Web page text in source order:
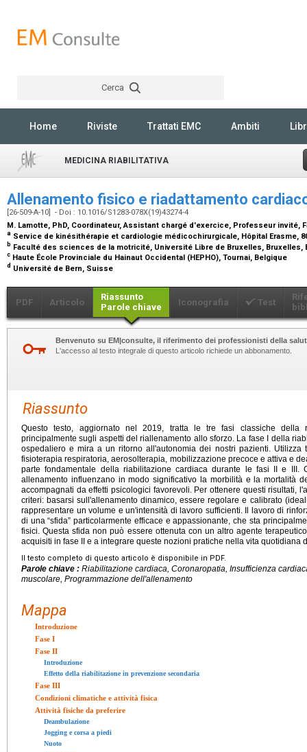
Cerca
Home Riviste Trattati EMC Ambiti
MEDICINA RIABILITATIVA
Allenamento fisico e riadattamento
[26-509-A-10] - Doi : 10.1016/S1283-078X(19)43274-4
M. Lamotte, PhD, Coordinateur, Assistant chargé d'exercice, Professeur invité,
a Service de kinésithérapie et cardiologie médicochirurgicale, Hôpital Erasme,
b Faculté des sciences de la motricité, Université Libre de Bruxelles, Bruxelles,
c Haute École Provinciale du Hainaut Occidental (HEPHO), Tournai, Belgique
d Université de Bern, Suisse
PDF Articolo
Riassunto
Parole chiave
Iconografia Test
Benvenuto su EM|consulte, il riferimento dei professionisti della
L'accesso al testo integrale di questo articolo richiede un abbonamento.
Riassunto
Questo testo, aggiornato nel 2019, tratta le tre fasi classiche della
principalmente sugli aspetti del riallenamento allo sforzo. La fase I della
ospedaliero e mira a un ritorno all'autonomia dei nostri pazienti. Utilizza
fisioterapia respiratoria, aerosolterapia, mobilizzazione precoce e attiva e
parte fondamentale della riabilitazione cardiaca durante le fasi II e III.
allenamento influenzano in modo significativo la morbilità e la mortalità
accompagnati da effetti psicologici favorevoli. Per ottenere questi risultati,
criteri: basarsi sull'allenamento dinamico, essere regolare e calibrato
rappresentare un volume e un'intensità di lavoro sufficienti. Il lavoro di
di una “sfida” particolarmente efficace e appassionante, che sta
fisici. Questa sfida non può essere ottenuta con un altro agente
acquisiti in fase II e a integrare queste nozioni pratiche nella vita quotidiana
Il testo completo di questo articolo è disponibile in PDF.
Parole chiave : Riabilitazione cardiaca, Coronaropatia, Insufficienza
muscolare, Programmazione dell'allenamento
Mappa
Introduzione
Fase I
Fase II
Introduzione
Effetto della riabilitazione in prevenzione secondaria
Fase III
Condizioni climatiche e attività fisica
Attività fisiche da preferire
Deambulazione
Jogging e corsa a piedi
Nuoto